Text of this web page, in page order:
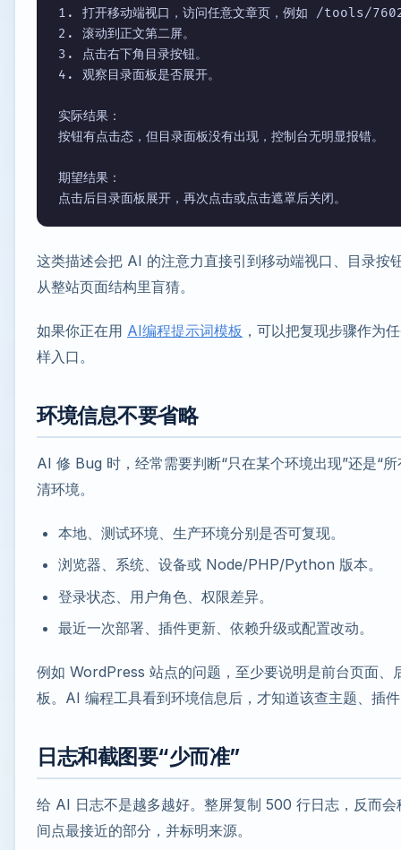
1. 打开移动端视口，访问任意文章页，例如 /tools/
2. 滚动到正文第二屏。
3. 点击右下角目录按钮。
4. 观察目录面板是否展开。
实际结果：
按钮有点击态，但目录面板没有出现，控制台无明显报错。
期望结果：
点击后目录面板展开，再次点击或点击遮罩后关闭。
这类描述会把 AI 的注意力直接引到移动端视口、目录按
从整站页面结构里盲猜。
如果你正在用 AI编程提示词模板 ，可以把复现步骤作为
样入口。
环境信息不要省略
AI 修 Bug 时，经常需要判断“只在某个环境出现”还是“
清环境。
本地、测试环境、生产环境分别是否可复现。
浏览器、系统、设备或 Node/PHP/Python 版本。
登录状态、用户角色、权限差异。
最近一次部署、插件更新、依赖升级或配置改动。
例如 WordPress 站点的问题，至少要说明是前台页面
板。AI 编程工具看到环境信息后，才知道该查主题、插
日志和截图要“少而准”
给 AI 日志不是越多越好。整屏复制 500 行日志，反而
间点最接近的部分，并标明来源。